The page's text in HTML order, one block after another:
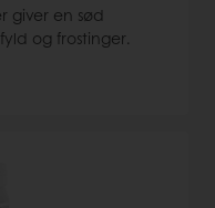
giver en sød
og frostinger.